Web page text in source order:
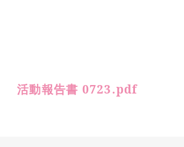
活動報告書 0723.pdf